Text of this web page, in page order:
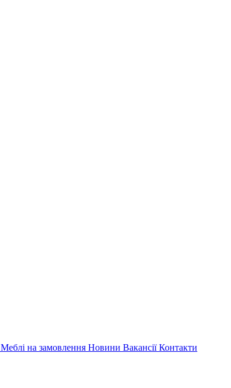
Меблі на замовлення Новини Вакансії Контакти